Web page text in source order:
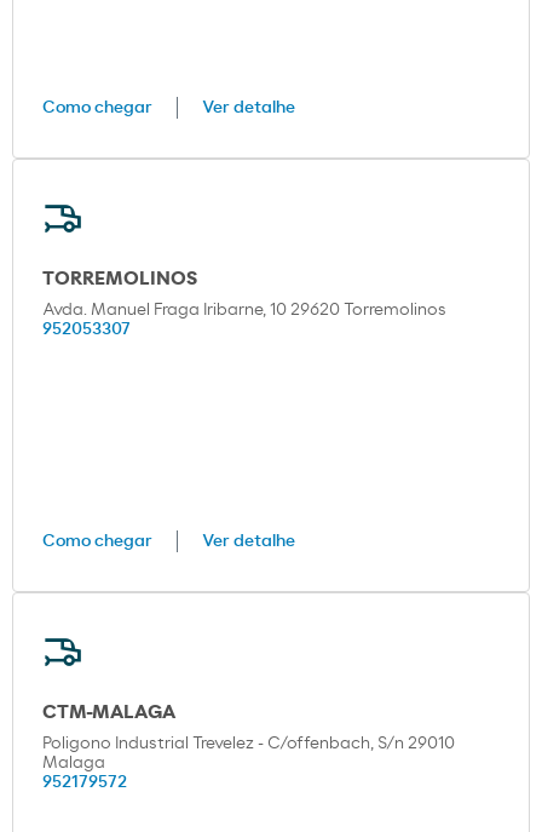
Como chegar Ver detalhe
TORREMOLINOS
Avda. Manuel Fraga Iribarne, 10 29620 Torremolinos
952053307
Como chegar Ver detalhe
CTM-MALAGA
Poligono Industrial Trevelez - C/offenbach, S/n 29010
Malaga
952179572